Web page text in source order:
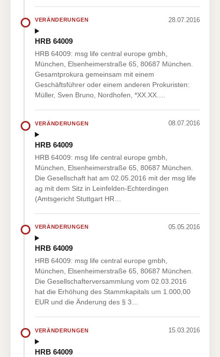
VERÄNDERUNGEN 28.07.2016
HRB 64009
HRB 64009: msg life central europe gmbh,
München, Elsenheimerstraße 65, 80687 München.
Gesamtprokura gemeinsam mit einem
Geschäftsführer oder einem anderen Prokuristen:
Müller, Sven Bruno, Nordhofen, *XX.XX.…
VERÄNDERUNGEN 08.07.2016
HRB 64009
HRB 64009: msg life central europe gmbh,
München, Elsenheimerstraße 65, 80687 München.
Die Gesellschaft hat am 02.05.2016 mit der msg life
ag mit dem Sitz in Leinfelden-Echterdingen
(Amtsgericht Stuttgart HR…
VERÄNDERUNGEN 05.05.2016
HRB 64009
HRB 64009: msg life central europe gmbh,
München, Elsenheimerstraße 65, 80687 München.
Die Gesellschafterversammlung vom 02.03.2016
hat die Erhöhung des Stammkapitals um 1.000,00
EUR und die Änderung des § 3…
VERÄNDERUNGEN 15.03.2016
HRB 64009